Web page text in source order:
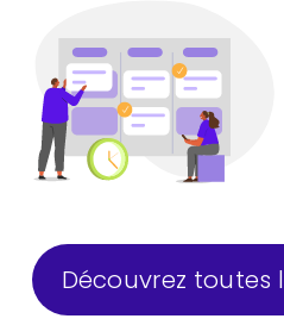
Découvrez